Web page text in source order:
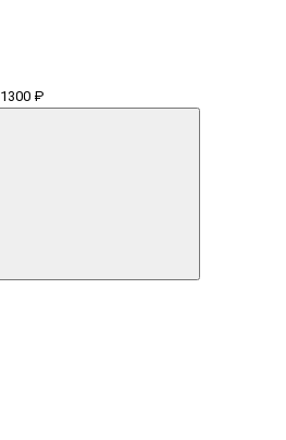
1300 ₽